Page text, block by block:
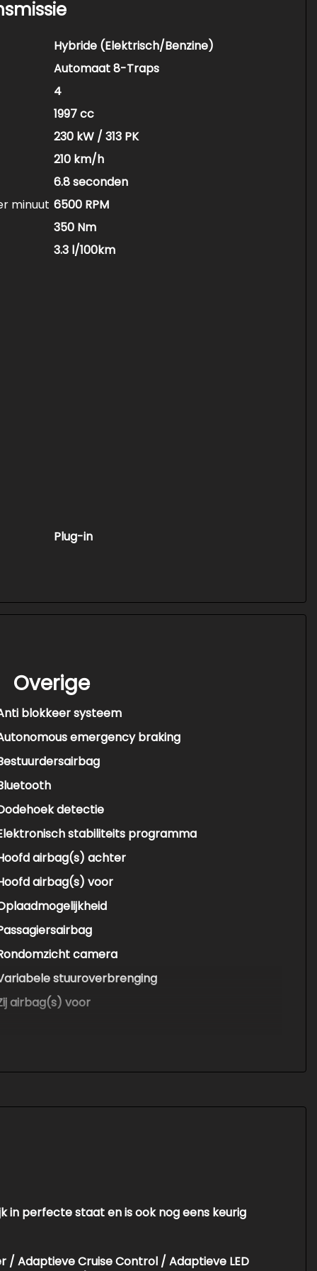
Hybride (Elektrisch/Benzine)
Automaat 8-Traps
4
1997 cc
230 kW / 313 PK
210 km/h
6.8 seconden
minuut 6500 RPM
350 Nm
3.3 l/100km
Plug-in
Overige
blokkeer systeem
emergency braking
detectie
stabiliteits programma
airbag(s) achter
airbag(s) voor
camera
stuuroverbrenging
airbag(s) voor
in perfecte staat en is ook nog eens keurig
/ Adaptieve Cruise Control / Adaptieve LED